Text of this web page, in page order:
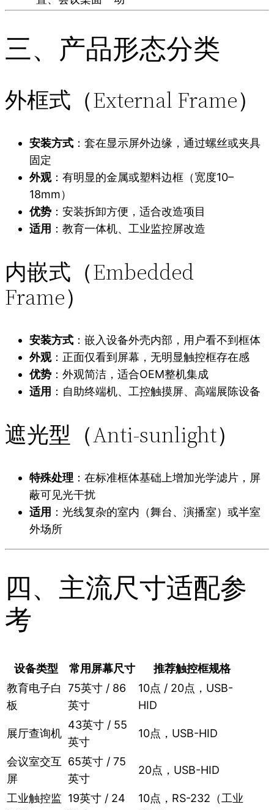
三、产品形态分类
外框式（External Frame）
安装方式 ：套在显示屏外边缘，通过螺丝或夹具
固定
外观：有明显的金属或塑料边框（宽度10–
18mm）
优势 ：安装拆卸方便，适合改造项目
适用 ：教育一体机、工业监控屏改造
内嵌式（Embedded
Frame）
安装方式 ：嵌入设备外壳内部，用户看不到框体
外观：正面仅看到屏幕，无明显触控框存在感
优势 ：外观简洁，适合OEM整机集成
适用 ：自助终端机、工控触摸屏、高端展陈设备
遮光型（Anti-sunlight）
特殊处理 ：在标准框体基础上增加光学滤片，屏
蔽可见光干扰
适用 ：光线复杂的室内（舞台、演播室）或半室
外场所
四、主流尺寸适配参
考
设备类型 常用屏幕尺寸
推荐触控框规格
教育电子白
板
75英寸 / 86
英寸
10点 / 20点，USB-
HID
展厅查询机
43英寸 / 55
英寸
10点，USB-HID
会议室交互
屏
65英寸 / 75
英寸
20点，USB-HID
工业触控监 19英寸 / 24
10点，RS-232（工业